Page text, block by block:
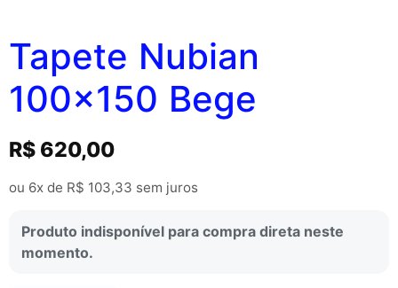
Tapete Nubian
100×150 Bege
R$ 620,00
ou 6x de R$ 103,33 sem juros
Produto indisponível para compra direta neste
momento.